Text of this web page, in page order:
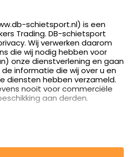
13:00 - 17:00 én 18:00 - 21:00
schietsport.nl) is een
Trading. DB-schietsport
Wij verwerken daarom
die wij nodig hebben voor
onze dienstverlening en gaan
informatie die wij over u en
diensten hebben verzameld.
nooit voor commerciële
aan derden.